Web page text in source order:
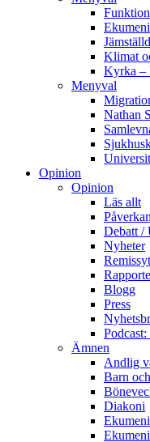
Klimat
Kyrka –
Menyval
Nathan
Opinion
Opinion
Läs allt
Debatt /
Nyheter
Blogg
Press
Ämnen
Andlig
Barn
Diakoni